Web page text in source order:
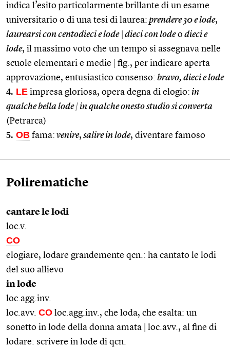
indica l’esito particolarmente brillante di un esame
universitario o di una tesi di laurea: prendere 30 e lode,
laurearsi con centodieci e lode
dieci con lodeo dieci e
lode, il massimo voto che un tempo si assegnava nelle
scuole elementari e medie
fig., per indicare aperta
approvazione, entusiastico consenso: bravo, dieci e lode
4. LE impresa gloriosa, opera degna di elogio: in
qualche bella lode| in qualche onesto studio si converta
(Petrarca)
5. OB fama: venire, salire in lode, diventare famoso
Polirematiche
cantare le lodi
loc.v.
CO
elogiare, lodare grandemente qcn.: ha cantato le lodi
del suo allievo
in lode
loc.agg.inv.
loc.avv. CO loc.agg.inv., che loda, che esalta: un
sonetto in lode della donna amata | loc.avv., al fine di
lodare: scrivere in lode di qcn.